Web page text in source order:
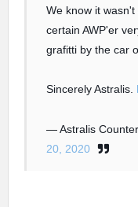
We know it
certain AWP'er
grafitti by the car
Sincerely Astralis.
— Astralis
20, 2020